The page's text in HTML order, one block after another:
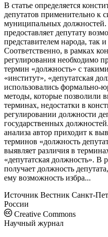
В статье определяется
депутатов применительно к
муниципальных должностей.
предоставляет депутату
представителем народа, так
Соответственно, в рамках
регулирования необходимо
термин «должность» с
«институт», «депутатская
использовались формально-
методы, которые позволили
терминах, недостатки в
регулировании должности
государственных
анализа автор приходит к
терминов «должность
выявляет различия в
«депутатская должность». В
получает должность
ему возможность избра...
Источник Вестник Санкт-
России
Creative Commons
Научный журнал